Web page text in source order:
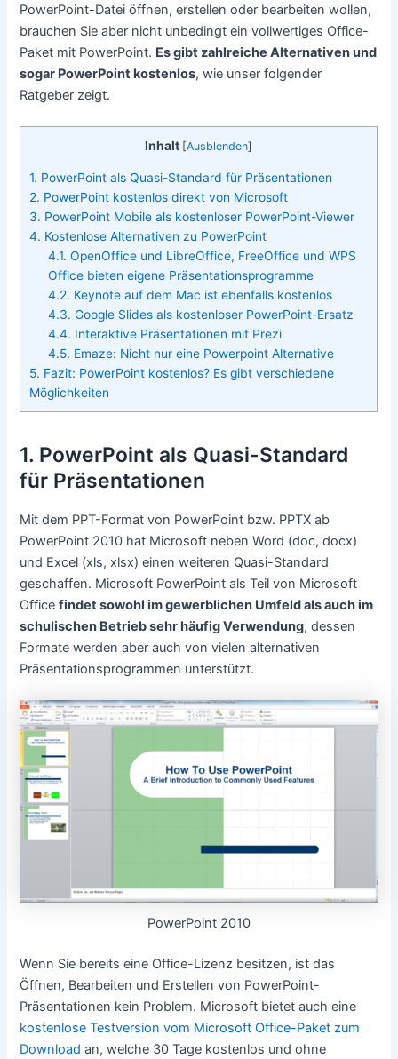
PowerPoint-Datei öffnen, erstellen oder bearbeiten wollen,
brauchen Sie aber nicht unbedingt ein vollwertiges Office-
Paket mit PowerPoint. Es gibt zahlreiche Alternativen und
sogar PowerPoint kostenlos, wie unser folgender
Ratgeber zeigt.
Inhalt [Ausblenden]
1. PowerPoint als Quasi-Standard für Präsentationen
2. PowerPoint kostenlos direkt von Microsoft
3. PowerPoint Mobile als kostenloser PowerPoint-Viewer
4. Kostenlose Alternativen zu PowerPoint
4.1. OpenOffice und LibreOffice, FreeOffice und WPS
Office bieten eigene Präsentationsprogramme
4.2. Keynote auf dem Mac ist ebenfalls kostenlos
4.3. Google Slides als kostenloser PowerPoint-Ersatz
4.4. Interaktive Präsentationen mit Prezi
4.5. Emaze: Nicht nur eine Powerpoint Alternative
5. Fazit: PowerPoint kostenlos? Es gibt verschiedene
Möglichkeiten
1. PowerPoint als Quasi-Standard
für Präsentationen
Mit dem PPT-Format von PowerPoint bzw. PPTX ab
PowerPoint 2010 hat Microsoft neben Word (doc, docx)
und Excel (xls, xlsx) einen weiteren Quasi-Standard
geschaffen. Microsoft PowerPoint als Teil von Microsoft
Officefindet sowohl im gewerblichen Umfeld als auch im
schulischen Betrieb sehr häufig Verwendung, dessen
Formate werden aber auch von vielen alternativen
Präsentationsprogrammen unterstützt.
PowerPoint 2010
Wenn Sie bereits eine Office-Lizenz besitzen, ist das
Öffnen, Bearbeiten und Erstellen von PowerPoint-
Präsentationen kein Problem. Microsoft bietet auch eine
kostenlose Testversion vom Microsoft Office-Paket zum
Download an, welche 30 Tage kostenlos und ohne